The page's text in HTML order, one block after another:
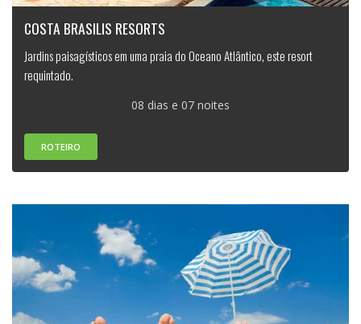
COSTA BRASILIS RESORTS
Jardins paisagísticos em uma praia do Oceano Atlântico, este resort
requintado.
08 dias e 07 noites
ROTEIRO